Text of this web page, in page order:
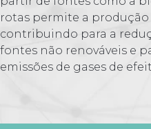
rotas permite a
contribuindo para a
fontes não renováveis e
emissões de gases de